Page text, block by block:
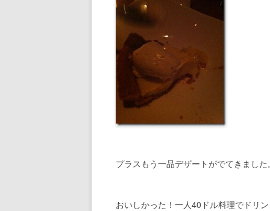
プラスもう一品デザートがでてきました
おいしかった！一人40ドル料理でドリ